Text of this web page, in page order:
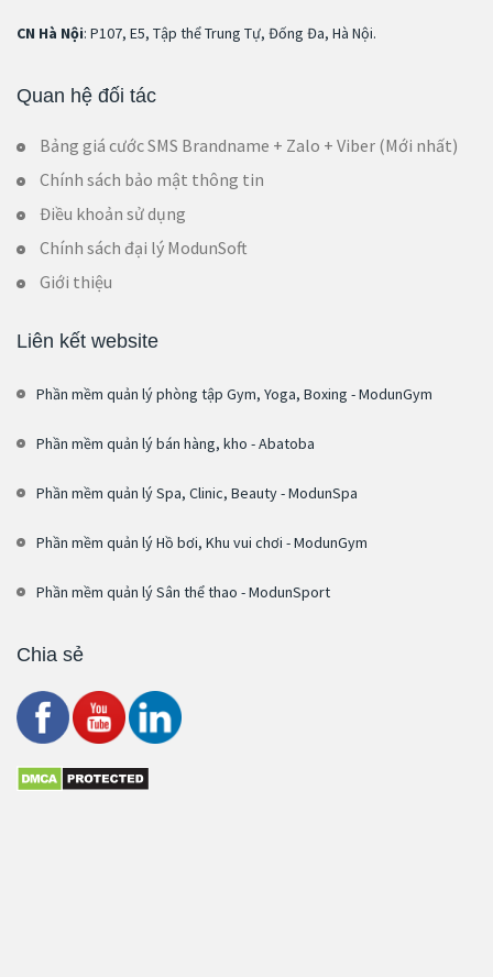
CN Hà Nội: P107, E5, Tập thể Trung Tự, Đống Đa, Hà Nội.
Quan hệ đối tác
Bảng giá cước SMS Brandname + Zalo + Viber (Mới nhất)
Chính sách bảo mật thông tin
Điều khoản sử dụng
Chính sách đại lý ModunSoft
Giới thiệu
Liên kết website
Phần mềm quản lý phòng tập Gym, Yoga, Boxing - ModunGym
Phần mềm quản lý bán hàng, kho - Abatoba
Phần mềm quản lý Spa, Clinic, Beauty - ModunSpa
Phần mềm quản lý Hồ bơi, Khu vui chơi - ModunGym
Phần mềm quản lý Sân thể thao - ModunSport
Chia sẻ